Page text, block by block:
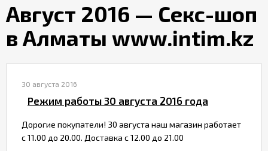
Служба
Контакты
Отзывы
Август 2016 — Секс-шоп
в Алматы www.intim.kz
30 августа 2016
Режим работы 30 августа 2016 года
Дорогие покупатели! 30 августа наш магазин работает
с 11.00 до 20.00. Доставка с 12.00 до 21.00